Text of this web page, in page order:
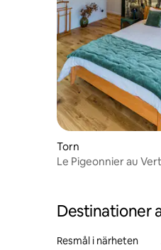
Torn
Le Pigeonnier au
Destinationer
Resmål i närheten